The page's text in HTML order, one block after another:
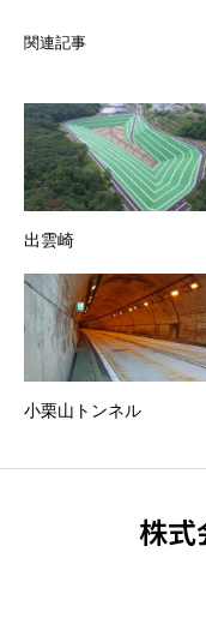
関連記事
出雲崎
小栗山トンネル
株式